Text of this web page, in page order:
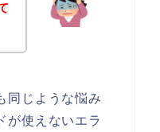
同じような悩み
が使えないエラ